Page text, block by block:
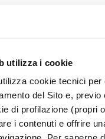
utilizza i cookie
cookie tecnici per
del Sito e, previo
di profilazione (propri
i contenuti e offrire